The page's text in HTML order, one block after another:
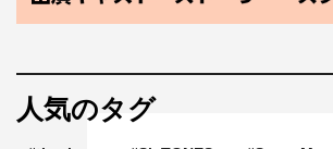
人気のタグ